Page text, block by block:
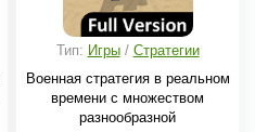
Тип: Игры/ Стратегии
Военная стратегия в реальном
времени с множеством
разнообразной